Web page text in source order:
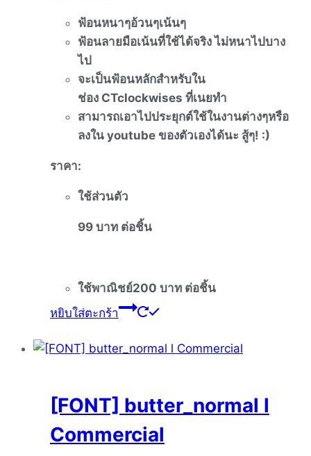
ฟ้อนหนาๆอ้วนๆเน้นๆ
ฟ้อนลายมือเน้นที่ใช้ได้จริง ไม่หนาไปบาง
ไป
จะเป็นฟ้อนหลักสำหรับใน
ช่อง CTclockwises ที่เนยทำ
สามารถเอาไปประยุกต์ใช้ในงานต่างๆหรือ
ลงใน youtube ของตัวเองได้นะ สู้ๆ! :)
ราคา:
ใช้ส่วนตัว
99 บาท ต่อชิ้น
ใช้พาณิชย์200 บาท ต่อชิ้น
หยิบใส่ตะกร้า
[FONT] butter_normal l
Commercial